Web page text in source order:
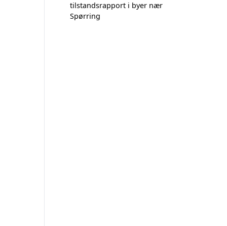
tilstandsrapport i byer nær
Spørring